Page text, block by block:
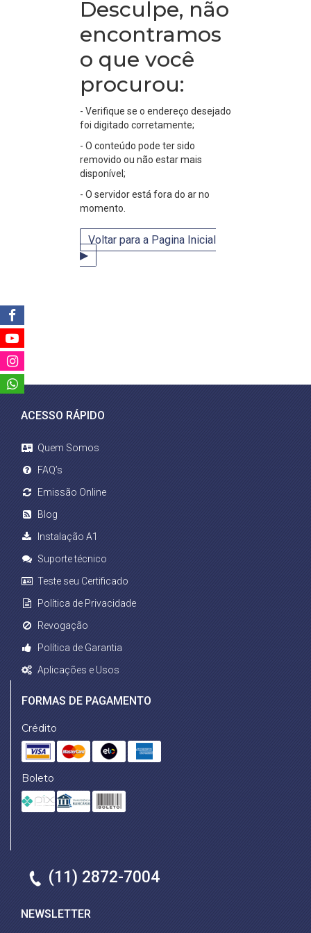
Desculpe, não
encontramos
o que você
procurou:
- Verifique se o endereço desejado
foi digitado corretamente;
- O conteúdo pode ter sido
removido ou não estar mais
disponível;
- O servidor está fora do ar no
momento.
Voltar para a Pagina Inicial
▶
ACESSO RÁPIDO
Quem Somos
FAQ’s
Emissão Online
Blog
Instalação A1
Suporte técnico
Teste seu Certificado
Política de Privacidade
Revogação
Política de Garantia
Aplicações e Usos
FORMAS DE PAGAMENTO
Crédito
Boleto
(11) 2872-7004
NEWSLETTER